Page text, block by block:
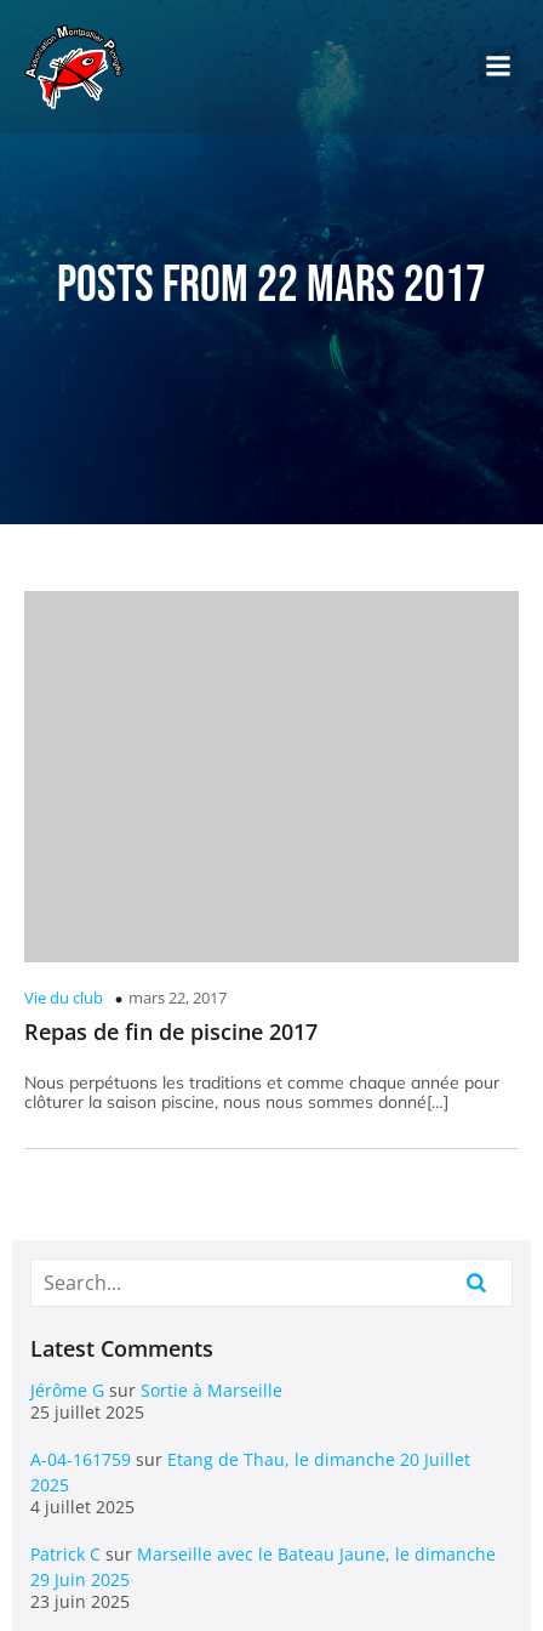
Posts from 22 mars 2017
Vie du club mars 22, 2017
Repas de fin de piscine 2017
Nous perpétuons les traditions et comme chaque année pour
clôturer la saison piscine, nous nous sommes donné[…]
Latest Comments
Jérôme G sur Sortie à Marseille
25 juillet 2025
A-04-161759 sur Etang de Thau, le dimanche 20 Juillet
2025
4 juillet 2025
Patrick C sur Marseille avec le Bateau Jaune, le dimanche
29 Juin 2025
23 juin 2025